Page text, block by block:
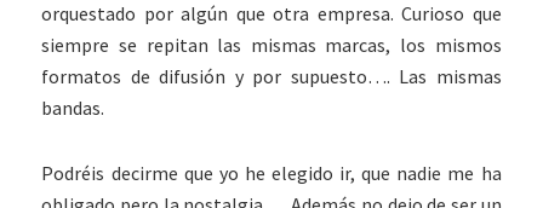
orquestado por algún que otra empresa. Curioso que
siempre se repitan las mismas marcas, los mismos
formatos de difusión y por supuesto…. Las mismas
bandas.
Podréis decirme que yo he elegido ir, que nadie me ha